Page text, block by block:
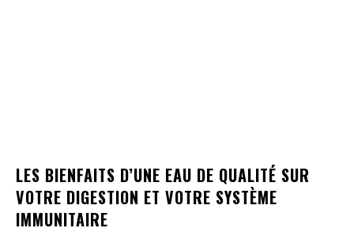
LES BIENFAITS D’UNE EAU DE QUALITÉ SUR
VOTRE DIGESTION ET VOTRE SYSTÈME
IMMUNITAIRE